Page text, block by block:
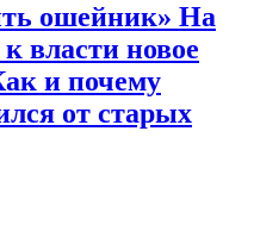
ошейник» На
власти новое
и почему
от старых